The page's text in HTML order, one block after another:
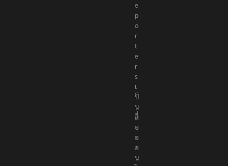
e
p
o
r
t
e
r
s
เ
ป็
น
สื่
อ
อ
อ
น